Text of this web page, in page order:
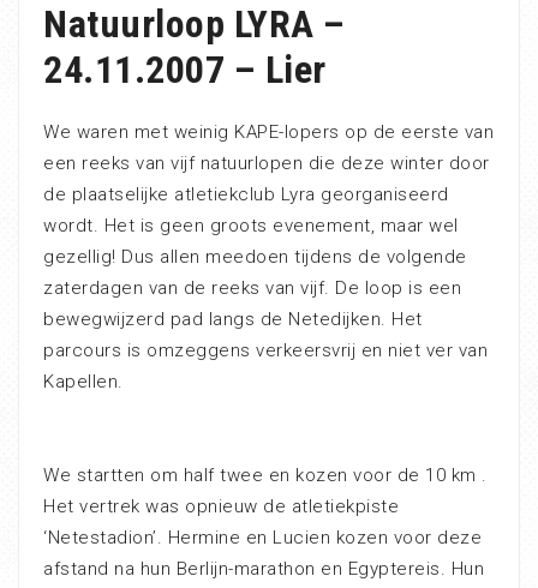
Natuurloop LYRA –
24.11.2007 – Lier
We waren met weinig KAPE-lopers op de eerste van
een reeks van vijf natuurlopen die deze winter door
de plaatselijke atletiekclub Lyra georganiseerd
wordt. Het is geen groots evenement, maar wel
gezellig! Dus allen meedoen tijdens de volgende
zaterdagen van de reeks van vijf. De loop is een
bewegwijzerd pad langs de Netedijken. Het
parcours is omzeggens verkeersvrij en niet ver van
Kapellen.
We startten om half twee en kozen voor de 10 km .
Het vertrek was opnieuw de atletiekpiste
‘Netestadion’. Hermine en Lucien kozen voor deze
afstand na hun Berlijn-marathon en Egyptereis. Hun